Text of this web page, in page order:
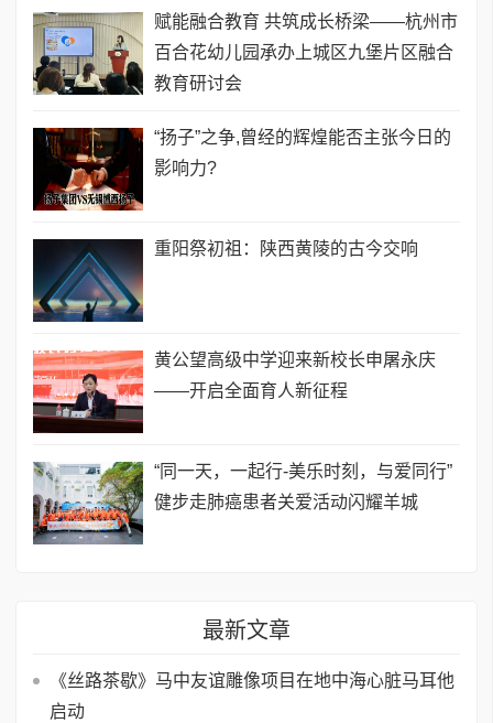
赋能融合教育 共筑成长桥梁——杭州市
百合花幼儿园承办上城区九堡片区融合
教育研讨会
“扬子”之争,曾经的辉煌能否主张今日的
影响力?
重阳祭初祖：陕西黄陵的古今交响
黄公望高级中学迎来新校长申屠永庆
——开启全面育人新征程
“同一天，一起行-美乐时刻，与爱同行”
健步走肺癌患者关爱活动闪耀羊城
最新文章
《丝路茶歇》马中友谊雕像项目在地中海心脏马耳他
启动